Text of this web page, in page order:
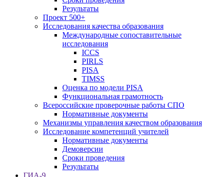
Результаты
Проект 500+
Исследования качества образования
Международные сопоставительные
исследования
ICCS
PIRLS
PISA
TIMSS
Оценка по модели PISA
Функциональная грамотность
Всероссийские проверочные работы СПО
Нормативные документы
Механизмы управления качеством образования
Исследование компетенций учителей
Нормативные документы
Демоверсии
Сроки проведения
Результаты
ГИА-9